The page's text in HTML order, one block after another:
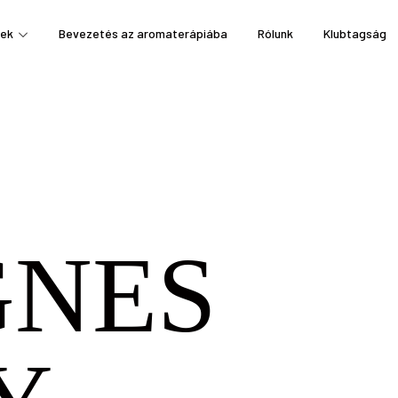
Bevezetés az aromaterápiába Rólunk Klubtagság